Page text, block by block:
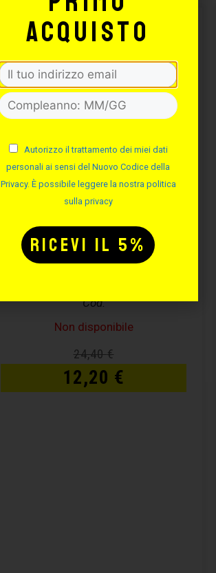
Cod.
Non disponibile
24,40€
12,20 €
-50%
acquisto
Autorizzo il trattamento dei miei dati
personali ai sensi del Nuovo Codice della
Privacy. È possibile leggere la nostra politica
sulla privacy